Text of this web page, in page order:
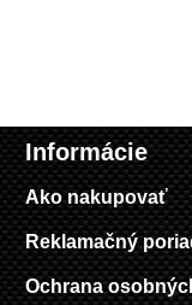
Informácie
Ako nakupovať
Reklamačný
Ochrana